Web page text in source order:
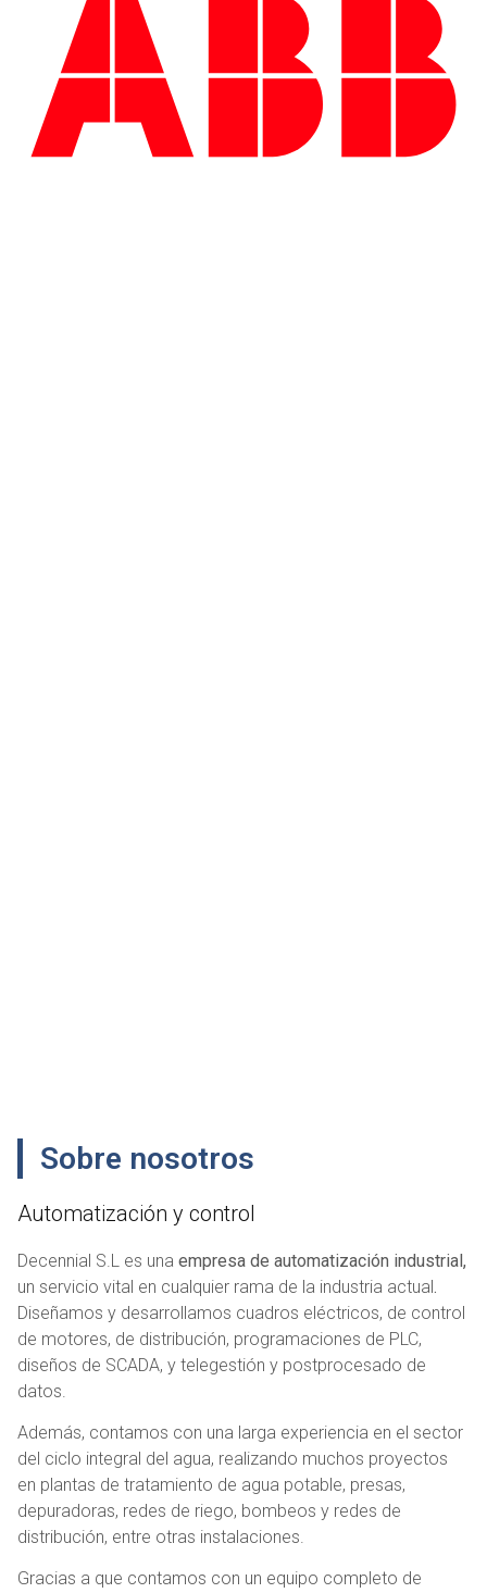
Sobre nosotros
Automatización y control
Decennial S.L es una empresa de automatización industrial,
un servicio vital en cualquier rama de la industria actual.
Diseñamos y desarrollamos cuadros eléctricos, de control
de motores, de distribución, programaciones de PLC,
diseños de SCADA, y telegestión y postprocesado de
datos.
Además, contamos con una larga experiencia en el sector
del ciclo integral del agua, realizando muchos proyectos
en plantas de tratamiento de agua potable, presas,
depuradoras, redes de riego, bombeos y redes de
distribución, entre otras instalaciones.
Gracias a que contamos con un equipo completo de